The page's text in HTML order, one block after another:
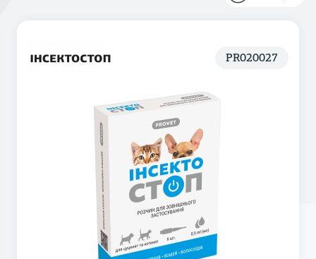
PR020027